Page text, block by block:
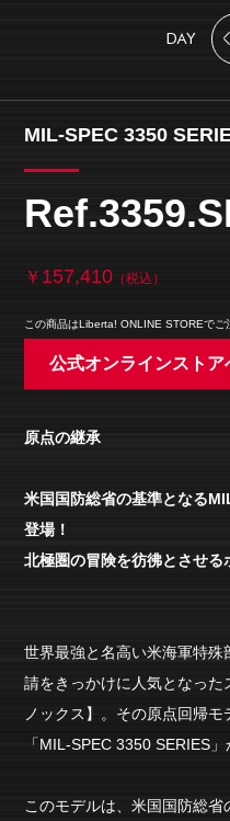
MIL-SPEC 3350
￥ 157,410 （税込）
この商品はLiberta! ONLINE STOREでご
公式オンラインストア
原点の継承
米国国防総省の基準となる
登場！
北極圏の冒険を彷彿とさせる
世界最強と名高い米海軍特
請をきっかけに人気となった
ノックス】。その原点回帰
「MIL-SPEC 3350 SERIES
このモデルは、米国国防総